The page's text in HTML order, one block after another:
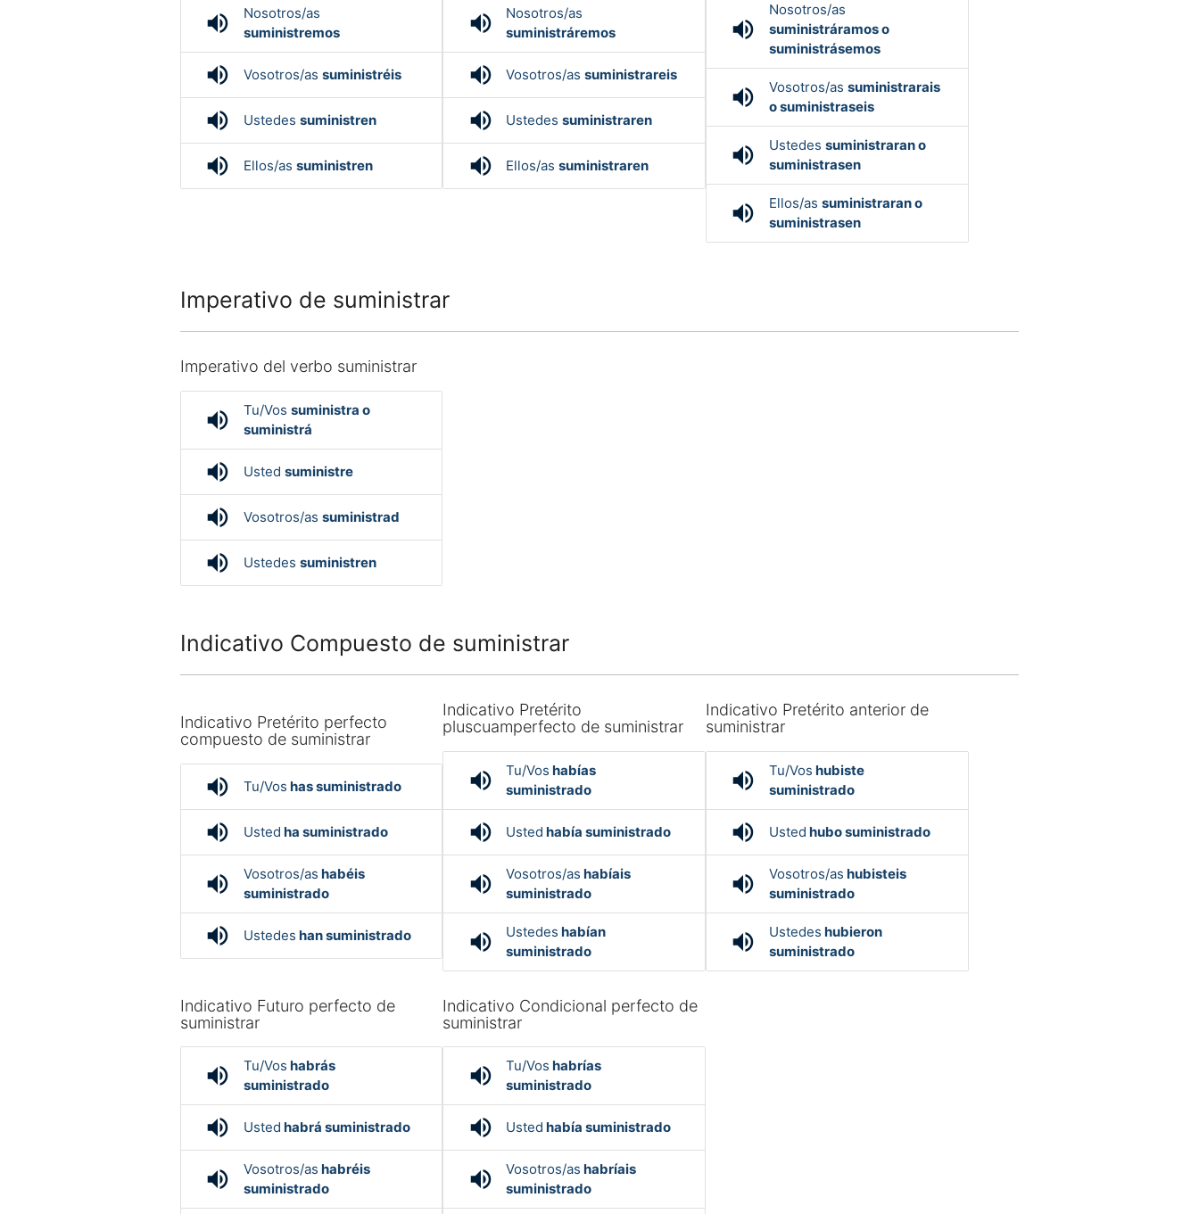
volume_up
Nosotros/as
suministremos
volume_up Vosotros/as suministréis
volume_up Ustedes suministren
volume_up Ellos/as suministren
volume_up
Nosotros/as
suministráremos
volume_up Vosotros/assuministrareis
volume_up Ustedessuministraren
volume_up Ellos/assuministraren
volume_up
Nosotros/as
suministráramos o
suministrásemos
volume_up Vosotros/assuministrarais
o suministraseis
volume_up Ustedessuministraran o
suministrasen
volume_up Ellos/assuministraran o
suministrasen
Imperativo de suministrar
Imperativo del verbo suministrar
volume_up Tu/Vos suministra o
suministrá
volume_up Usted suministre
volume_up Vosotros/as suministrad
volume_up Ustedes suministren
Indicativo Compuesto de suministrar
Indicativo Pretérito perfecto
compuesto de suministrar
volume_up Tu/Vos has suministrado
volume_up Usted ha suministrado
volume_up Vosotros/as habéis
suministrado
volume_up Ustedes han suministrado
Indicativo Pretérito
pluscuamperfecto de suministrar
volume_up Tu/Vos habías
suministrado
volume_up Usted había suministrado
volume_up Vosotros/as habíais
suministrado
volume_up Ustedes habían
suministrado
Indicativo Pretérito anterior de
suministrar
volume_up Tu/Vos hubiste
suministrado
volume_up Usted hubo suministrado
volume_up Vosotros/as hubisteis
suministrado
volume_up Ustedes hubieron
suministrado
Indicativo Futuro perfecto de
suministrar
volume_up Tu/Vos habrás
suministrado
volume_up Usted habrá suministrado
volume_up Vosotros/as habréis
suministrado
Indicativo Condicional perfecto de
suministrar
volume_up Tu/Vos habrías
suministrado
volume_up Usted había suministrado
volume_up Vosotros/as habríais
suministrado